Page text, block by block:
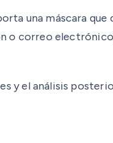
una máscara
o correo
y el análisis